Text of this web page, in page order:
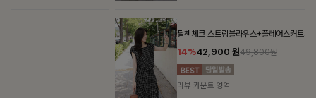
필첸체크 스트링블라우스+플레어스커트SET
42,900 원49,800원
리뷰 카운트 영역